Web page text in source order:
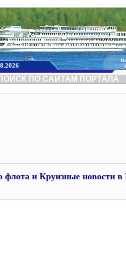
ПО САЙТАМ ПОРТАЛА
флота и Круизные новости в